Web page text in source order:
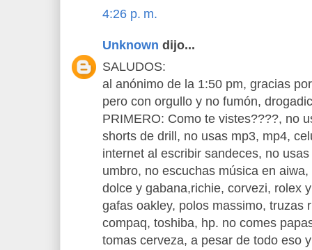
4:26 p. m.
Unknown dijo...
SALUDOS:
al anónimo de la 1:50 pm, gracias
pero con orgullo y no fumón,
PRIMERO: Como te vistes????, no
shorts de drill, no usas mp3, mp4,
internet al escribir sandeces, no
umbro, no escuchas música en
dolce y gabana,richie, corvezi, rolex
gafas oakley, polos massimo, truzas
compaq, toshiba, hp. no comes
tomas cerveza, a pesar de todo eso